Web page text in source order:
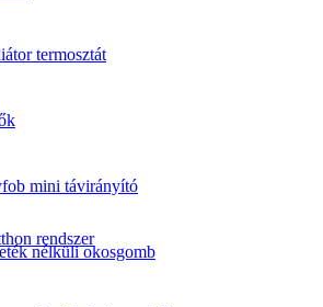
termosztát
mini távirányító
nélküli okosgomb
rendszer